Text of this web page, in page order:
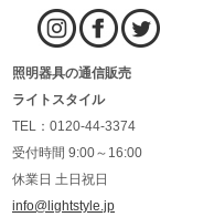
照明器具の通信販売
ライトスタイル
TEL：0120-44-3374
受付時間 9:00～16:00
休業日 土日祝日
info@lightstyle.jp